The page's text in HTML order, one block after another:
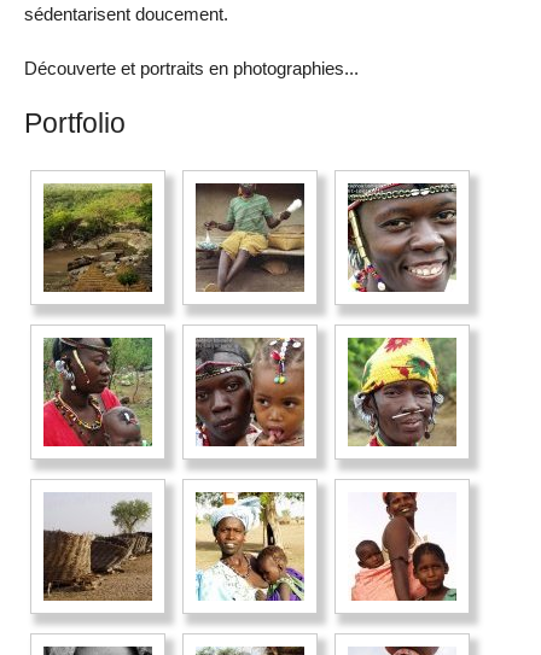
sédentarisent doucement.
Découverte et portraits en photographies...
Portfolio